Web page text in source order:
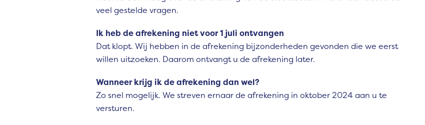
veel gestelde vragen.
Ik heb de afrekening niet voor 1 juli ontvangen
Dat klopt. Wij hebben in de afrekening bijzonderheden gevonden die we eerst
willen uitzoeken. Daarom ontvangt u de afrekening later.
Wanneer krijg ik de afrekening dan wel?
Zo snel mogelijk. We streven ernaar de afrekening in oktober 2024 aan u te
versturen.